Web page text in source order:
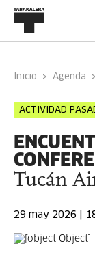
Inicio Agenda
ACTIVIDAD
Tucán
29 may 2026 |